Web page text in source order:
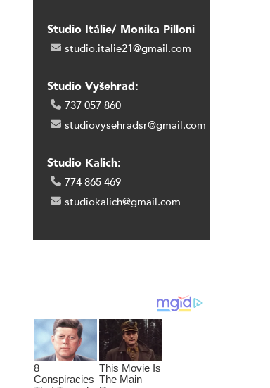
Studio Itálie/ Monika Pilloni
studio.italie21@gmail.com
Studio Vyšehrad:
737 057 860
studiovysehradsr@gmail.com
Studio Kalich:
774 865 469
studiokalich@gmail.com